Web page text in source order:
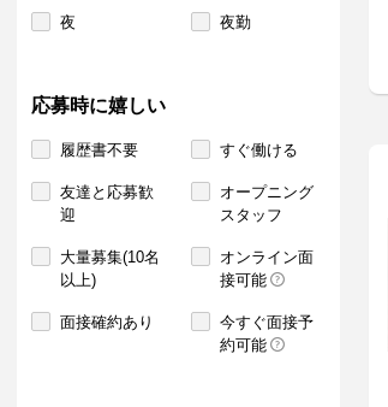
夜 夜勤
応募時に嬉しい
履歴書不要 すぐ働ける
友達と応募歓
迎
オープニング
スタッフ
大量募集(10名
以上)
オンライン面
接可能
面接確約あり
今すぐ面接予
約可能